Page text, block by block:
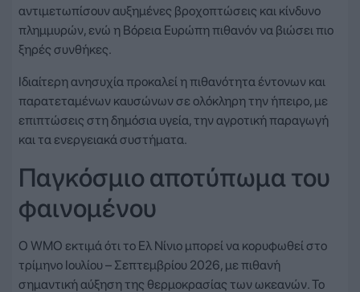
αντιμετωπίσουν αυξημένες βροχοπτώσεις και κίνδυνο
πλημμυρών, ενώ η Βόρεια Ευρώπη πιθανόν να βιώσει πιο
ξηρές συνθήκες.
Ιδιαίτερη ανησυχία προκαλεί η πιθανότητα έντονων και
παρατεταμένων καυσώνων σε ολόκληρη την ήπειρο, με
επιπτώσεις στη δημόσια υγεία, την αγροτική παραγωγή
και τα ενεργειακά συστήματα.
Παγκόσμιο αποτύπωμα του
φαινομένου
Ο WMO εκτιμά ότι το Ελ Νίνιο μπορεί να κορυφωθεί στο
τρίμηνο Ιουλίου – Σεπτεμβρίου 2026, με πιθανή
σημαντική αύξηση της θερμοκρασίας των ωκεανών. Το